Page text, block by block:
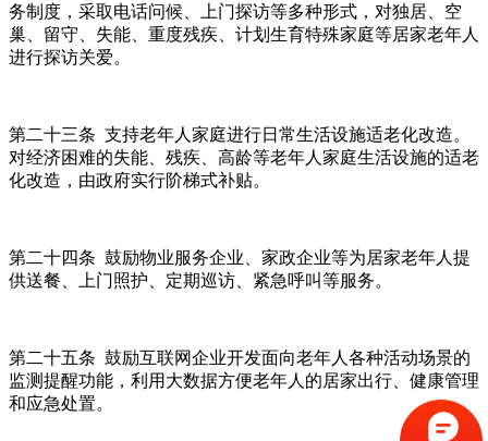
务制度，采取电话问候、上门探访等多种形式，对独居、空
巢、留守、失能、重度残疾、计划生育特殊家庭等居家老年人
进行探访关爱。
第二十三条 支持老年人家庭进行日常生活设施适老化改造。
对经济困难的失能、残疾、高龄等老年人家庭生活设施的适老
化改造，由政府实行阶梯式补贴。
第二十四条 鼓励物业服务企业、家政企业等为居家老年人提
供送餐、上门照护、定期巡访、紧急呼叫等服务。
第二十五条 鼓励互联网企业开发面向老年人各种活动场景的
监测提醒功能，利用大数据方便老年人的居家出行、健康管理
和应急处置。